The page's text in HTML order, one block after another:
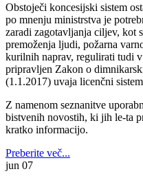
Obstoječi koncesijski sistem
po mnenju ministrstva je
zaradi zagotavljanja ciljev, kot
premoženja ljudi, požarna
kurilnih naprav, regulirati tudi
pripravljen Zakon o
(1.1.2017) uvaja licenčni
Z namenom seznanitve
bistvenih novostih, ki jih le-ta
kratko informacijo.
Preberite več...
jun 07